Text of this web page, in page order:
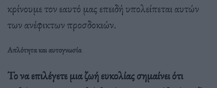
κρίνουμε τον εαυτό μας επειδή υπολείπεται αυτών
των ανέφικτων προσδοκιών.
Απλότητα και αυτογνωσία
Το να επιλέγετε μια ζωή ευκολίας σημαίνει ότι